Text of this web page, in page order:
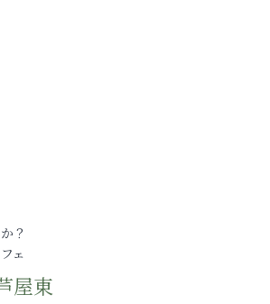
？
ェ
屋東